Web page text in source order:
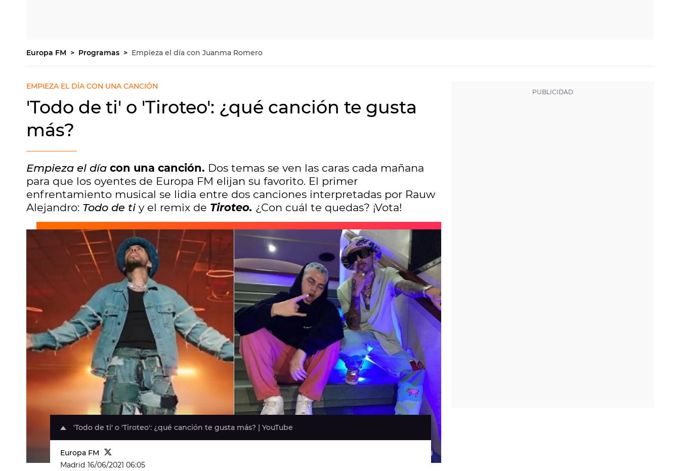
Europa FM Programas Empieza el día con Juanma Romero
EMPIEZA EL DÍA CON UNA CANCIÓN
'Todo de ti' o 'Tiroteo': ¿qué canción te gusta
más?
Empieza el día con una canción. Dos temas se ven las caras cada mañana
para que los oyentes de Europa FM elijan su favorito. El primer
enfrentamiento musical se lidia entre dos canciones interpretadas por Rauw
Alejandro: Todo de ti y el remix de Tiroteo. ¿Con cuál te quedas? ¡Vota!
'Todo de ti' o 'Tiroteo': ¿qué canción te gusta más? | YouTube
Europa FM
Madrid 16/06/2021 06:05